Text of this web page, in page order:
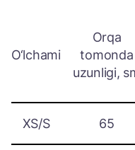
O‘lchami
Orqa
tomonda
uzunligi,
XS/S 65